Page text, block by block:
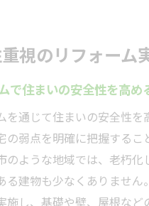
視のリフォーム
で住まいの安全性を高め
を通じて住まいの安全性を
の弱点を明確に把握するこ
のような地域では、老朽化
る建物も少なくありません
施し、基礎や壁、屋根など